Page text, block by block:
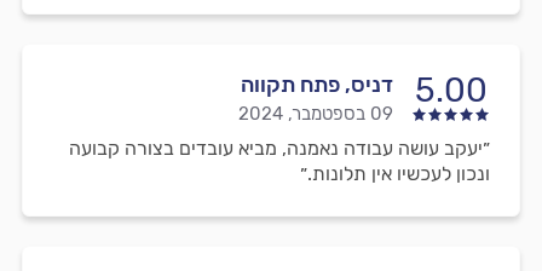
5.00 דניס, פתח תקווה
09 בספטמבר, 2024
״יעקב עושה עבודה נאמנה, מביא עובדים בצורה קבועה
ונכון לעכשיו אין תלונות.״